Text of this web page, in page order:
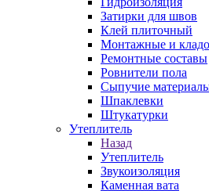
Затирки для швов
Клей плиточный
Монтажные и
Ремонтные составы
Ровнители пола
Сыпучие
Шпаклевки
Штукатурки
Утеплитель
Назад
Утеплитель
Звукоизоляция
Каменная вата